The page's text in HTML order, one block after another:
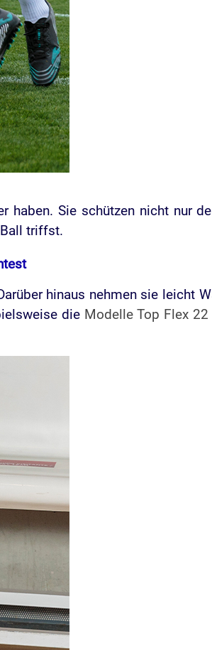
Sie schützen nicht nur
triffst.
hinaus nehmen sie leicht
die Modelle Top Flex 22